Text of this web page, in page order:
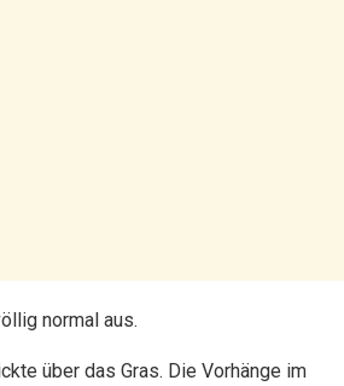
normal aus.
über das Gras. Die Vorhänge im